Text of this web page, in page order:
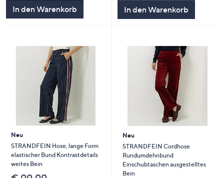
In den Warenkorb In den Warenkorb
Neu
STRANDFEIN Hose, lange Form
elastischer Bund Kontrastdetails
weites Bein
Neu
STRANDFEIN Cordhose
Rundumdehnbund
Einschubtaschen ausgestelltes
Bein